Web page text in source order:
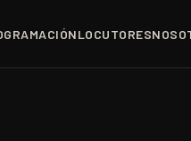
LOCUTORES